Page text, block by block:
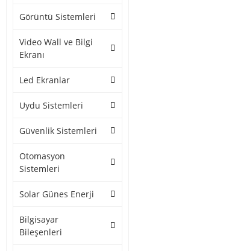
Görüntü Sistemleri
Video Wall ve Bilgi
Ekranı
Led Ekranlar
Uydu Sistemleri
Güvenlik Sistemleri
Otomasyon
Sistemleri
Solar Günes Enerji
Bilgisayar
Bileşenleri